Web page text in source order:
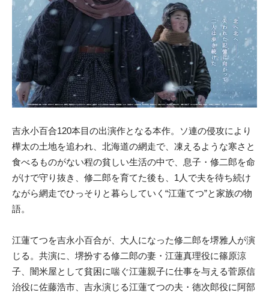
吉永小百合120本目の出演作となる本作。ソ連の侵攻により
樺太の土地を追われ、北海道の網走で、凍えるような寒さと
食べるものがない程の貧しい生活の中で、息子・修二郎を命
がけで守り抜き、修二郎を育てた後も、1人で夫を待ち続け
ながら網走でひっそりと暮らしていく“江蓮てつ”と家族の物
語。
江蓮てつを吉永小百合が、大人になった修二郎を堺雅人が演
じる。共演に、堺扮する修二郎の妻・江蓮真理役に篠原涼
子、闇米屋として貧困に喘ぐ江蓮親子に仕事を与える菅原信
治役に佐藤浩市、吉永演じる江蓮てつの夫・徳次郎役に阿部